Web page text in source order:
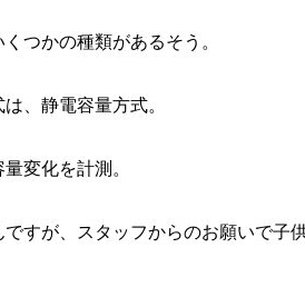
つかの種類があるそう。
、静電容量方式。
変化を計測。
すが、スタッフからのお願いで子